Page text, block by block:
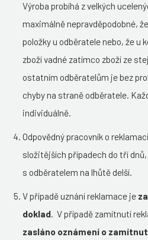
Výroba probíhá z velkých
maximálně nepravděpodobné,
položky u odběratele nebo, že u
zboží vadné zatímco zboží ze
ostatním odběratelům je bez
chyby na straně odběratele.
individuálně.
Odpovědný pracovník o
složitějších případech do tří
s odběratelem na lhůtě delší.
V případě uznání reklamace je
doklad. V případě zamítnutí
zasláno oznámení o